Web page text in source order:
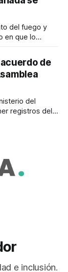
del fuego y
en que lo
de
del
registros del
e inclusión.